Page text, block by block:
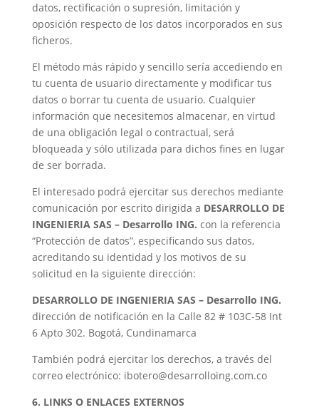
datos, rectificación o supresión, limitación y
oposición respecto de los datos incorporados en sus
ficheros.
El método más rápido y sencillo sería accediendo en
tu cuenta de usuario directamente y modificar tus
datos o borrar tu cuenta de usuario. Cualquier
información que necesitemos almacenar, en virtud
de una obligación legal o contractual, será
bloqueada y sólo utilizada para dichos fines en lugar
de ser borrada.
El interesado podrá ejercitar sus derechos mediante
comunicación por escrito dirigida a DESARROLLO DE
INGENIERIA SAS – Desarrollo ING. con la referencia
“Protección de datos”, especificando sus datos,
acreditando su identidad y los motivos de su
solicitud en la siguiente dirección:
DESARROLLO DE INGENIERIA SAS – Desarrollo ING.
dirección de notificación en la Calle 82 # 103C-58 Int
6 Apto 302. Bogotá, Cundinamarca
También podrá ejercitar los derechos, a través del
correo electrónico: ibotero@desarrolloing.com.co
6. LINKS O ENLACES EXTERNOS